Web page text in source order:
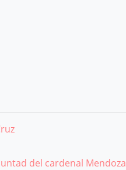
del cardenal Mendoza